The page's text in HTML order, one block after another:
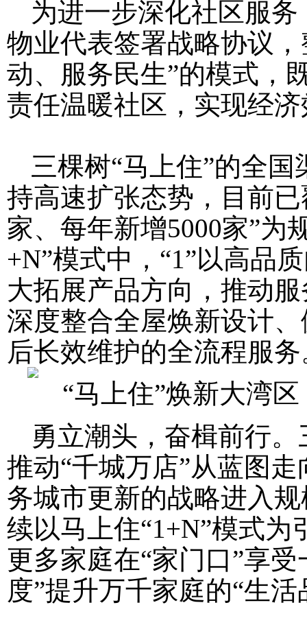
为进一步深化社区服
物业代表签署战略协议
动、服务民生”的模式，
责任温暖社区，实现经
三棵树“马上住”的全
持高速扩张态势，目前
家、每年新增5000家”为
+N”模式中，“1”以高品
大拓展产品方向，推动
深度整合全屋焕新设计
后长效维护的全流程服务
勇立潮头，奋楫前行
推动“千城万店”从蓝图
务城市更新的战略进入
续以马上住“1+N”模式
更多家庭在“家门口”享
度”提升万千家庭的“生活